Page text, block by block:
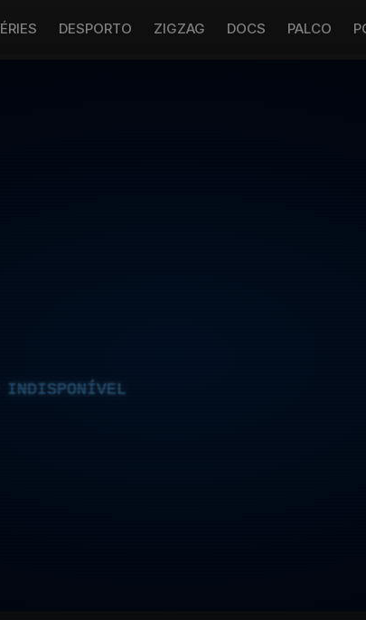
DESPORTO ZIGZAG DOCS PALCO
INDISPONÍVEL